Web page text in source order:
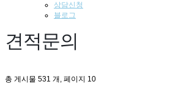
상담신청
블로그
견적문의
총 게시물 531 개, 페이지 10